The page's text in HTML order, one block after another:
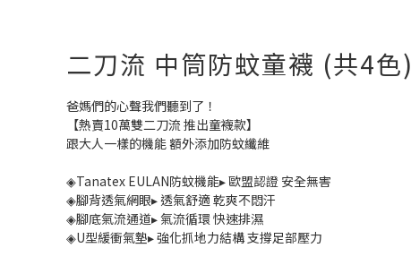
二刀流 中筒防蚊童襪 (共4色)
爸媽們的心聲我們聽到了！
【熱賣10萬雙二刀流 推出童襪款】
跟大人一樣的機能 額外添加防蚊纖維
◈Tanatex EULAN防蚊機能▸ 歐盟認證 安全無害
◈腳背透氣網眼▸ 透氣舒適 乾爽不悶汗
◈腳底氣流通道▸ 氣流循環 快速排濕
◈U型緩衝氣墊▸ 強化抓地力結構 支撐足部壓力